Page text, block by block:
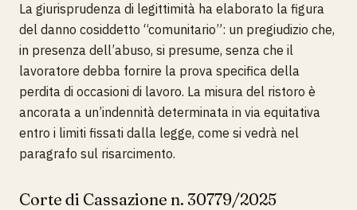
La giurisprudenza di legittimità ha elaborato la figura
del danno cosiddetto “comunitario”: un pregiudizio che,
in presenza dell’abuso, si presume, senza che il
lavoratore debba fornire la prova specifica della
perdita di occasioni di lavoro. La misura del ristoro è
ancorata a un’indennità determinata in via equitativa
entro i limiti fissati dalla legge, come si vedrà nel
paragrafo sul risarcimento.
Corte di Cassazione n. 30779/2025